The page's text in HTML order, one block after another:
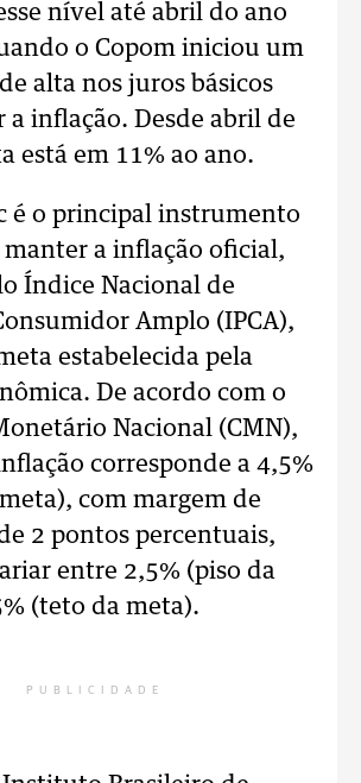
nível até abril do ano
o Copom iniciou um
alta nos juros básicos
a inflação. Desde abril de
está em 11% ao ano.
é o principal instrumento
manter a inflação oficial,
Índice Nacional de
Amplo (IPCA),
estabelecida pela
De acordo com o
Nacional (CMN),
corresponde a 4,5%
com margem de
2 pontos percentuais,
entre 2,5% (piso da
(teto da meta).
PUBLICIDADE